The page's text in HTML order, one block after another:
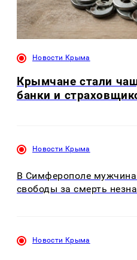
Новости Крыма
Крымчане стали
банки и
Новости Крыма
В Симферополе мужчина
свободы за смерть
Новости Крыма